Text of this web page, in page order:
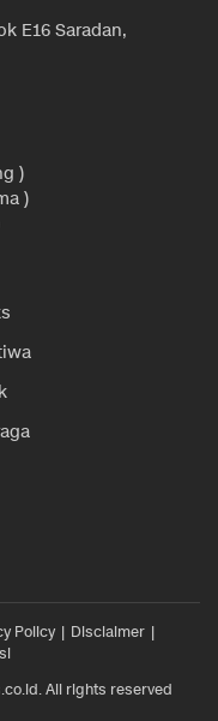
E16 Saradan,
)
)
Policy
Disclaimer
All rights reserved